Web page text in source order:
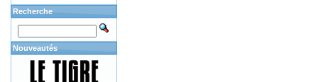
Recherche
Nouveautés